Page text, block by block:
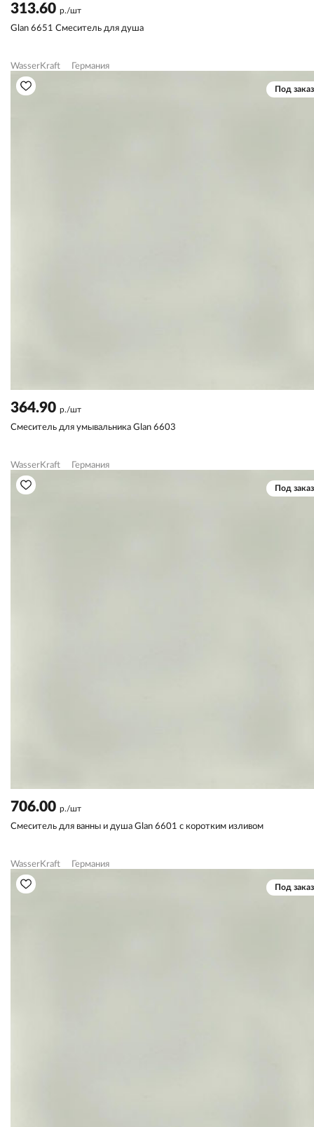
313.60 р./шт
Glan 6651 Смеситель для душа
WasserKraft Германия
Под заказ
364.90 р./шт
Смеситель для умывальника Glan 6603
WasserKraft Германия
Под заказ
706.00 р./шт
Смеситель для ванны и душа Glan 6601 с коротким изливом
WasserKraft Германия
Под заказ